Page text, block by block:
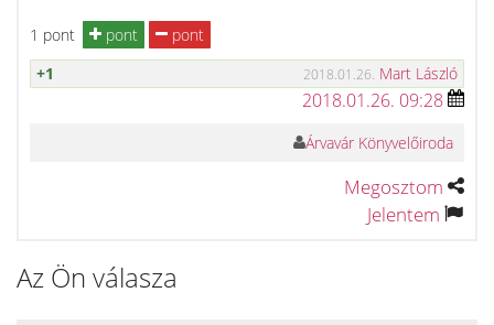
1 pont pont
pont
+1
2018.01.26. Mart László
2018.01.26. 09:28
Árvavár Könyvelőiroda
Megosztom
Jelentem
Az Ön válasza